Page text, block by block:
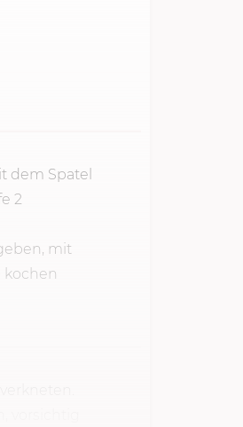
dem Spatel
2
mit
kochen